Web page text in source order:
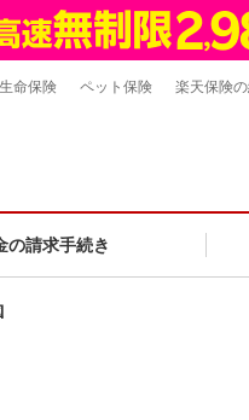
の請求手続き
生命保険 ペット保険 楽天保険